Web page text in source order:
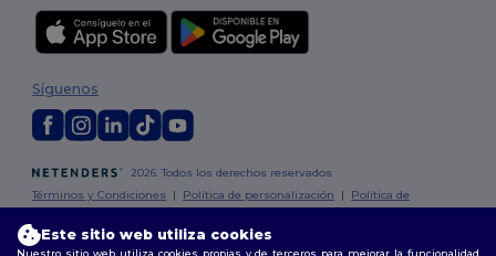
2026. Todos los derechos reservados
Términos y Condiciones | Política de personalización | Política de
Privacidad|Política de Cookies|Mapa del sitio
Síguenos
Este sitio web utiliza cookies
Nuestro sitio web utiliza cookies propias y de terceros para mejorar la funcionalidad